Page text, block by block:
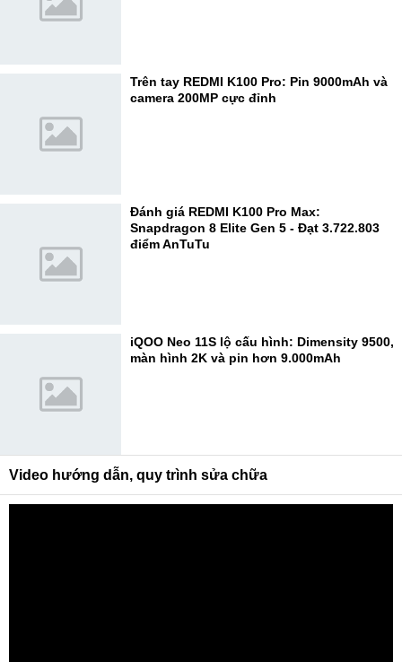
Trên tay REDMI K100 Pro: Pin 9000mAh và
camera 200MP cực đỉnh
Đánh giá REDMI K100 Pro Max:
Snapdragon 8 Elite Gen 5 - Đạt 3.722.803
điểm AnTuTu
iQOO Neo 11S lộ cấu hình: Dimensity 9500,
màn hình 2K và pin hơn 9.000mAh
Video hướng dẫn, quy trình sửa chữa